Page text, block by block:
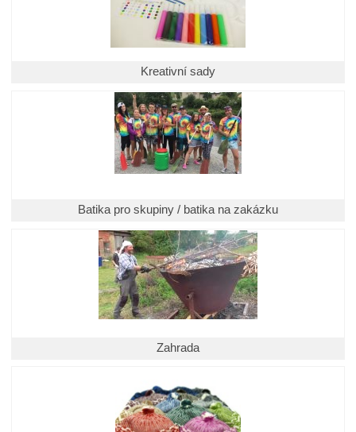
Kreativní sady
Batika pro skupiny / batika na zakázku
Zahrada